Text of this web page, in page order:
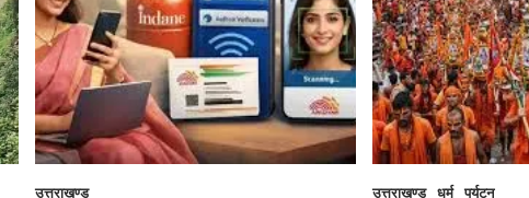
उत्तराखण्ड उत्तराखण्ड धर्म पर्यटन